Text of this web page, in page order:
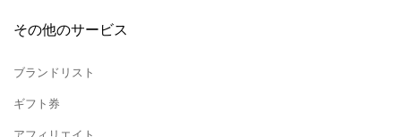
その他のサービス
ブランドリスト
ギフト券